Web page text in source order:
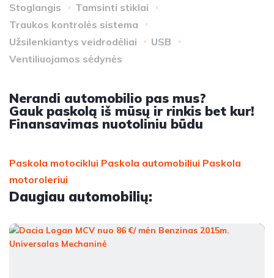
Stoglangis
Tamsinti stiklai
Traukos kontrolės sistema
Užsilenkiantys veidrodėliai
USB
Ventiliuojamos sėdynės
Nerandi automobilio pas mus?
Gauk paskolą iš mūsų ir rinkis bet kur!
Finansavimas nuotoliniu būdu
Paskola motociklui Paskola automobiliui Paskola
motoroleriui
Daugiau automobilių: